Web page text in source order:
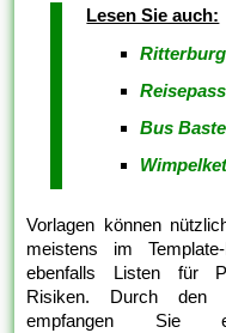
Lesen Sie auch:
Bus
Vorlagen können
meistens im
ebenfalls Listen für
Risiken. Durch den
empfangen Sie